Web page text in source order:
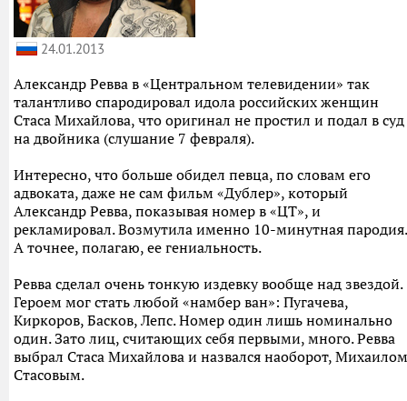
24.01.2013
Александр Ревва в «Центральном телевидении» так
талантливо спародировал идола российских женщин
Стаса Михайлова, что оригинал не простил и подал в суд
на двойника (слушание 7 февраля).
Интересно, что больше обидел певца, по словам его
адвоката, даже не сам фильм «Дублер», который
Александр Ревва, показывая номер в «ЦТ», и
рекламировал. Возмутила именно 10-минутная пародия.
А точнее, полагаю, ее гениальность.
Ревва сделал очень тонкую издевку вообще над звездой.
Героем мог стать любой «намбер ван»: Пугачева,
Киркоров, Басков, Лепс. Номер один лишь номинально
один. Зато лиц, считающих себя первыми, много. Ревва
выбрал Стаса Михайлова и назвался наоборот, Михаилом
Стасовым.